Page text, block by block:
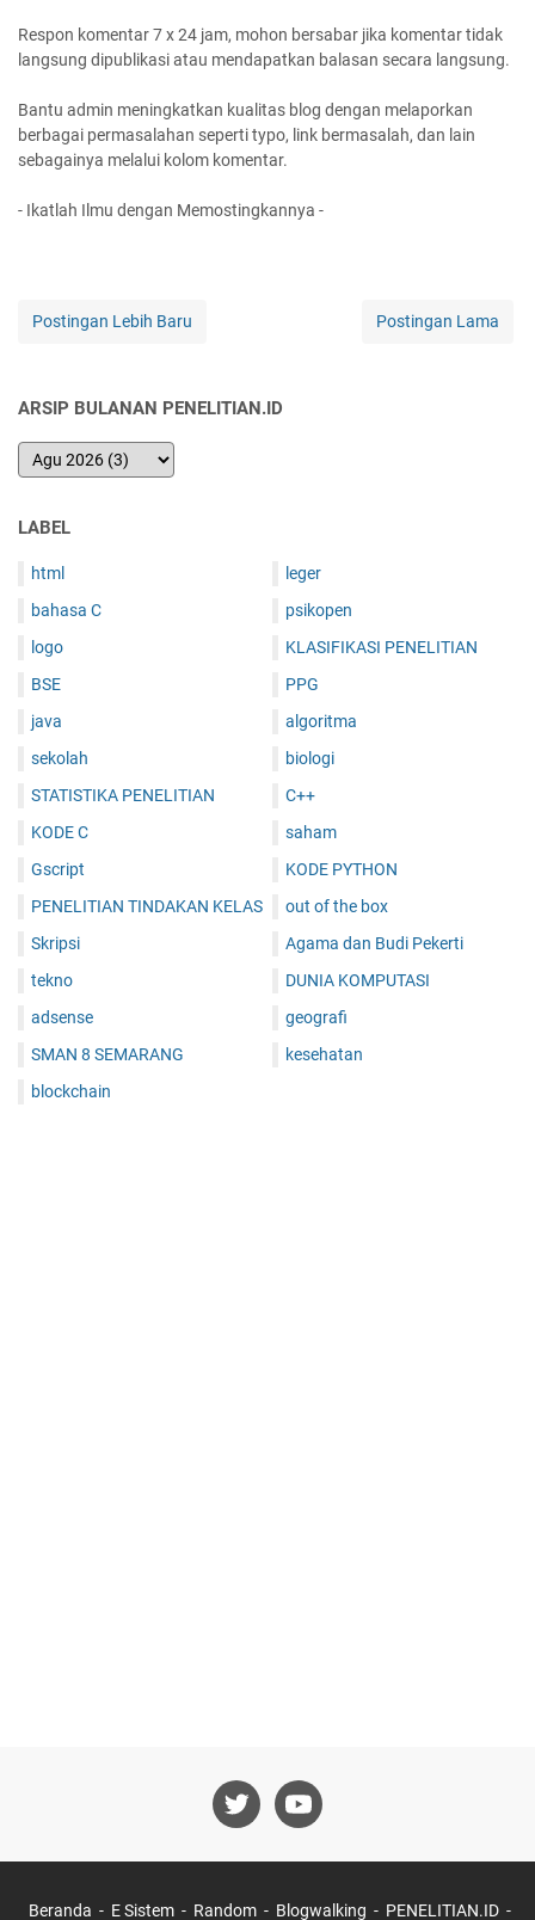
Respon komentar 7 x 24 jam, mohon bersabar jika komentar tidak
langsung dipublikasi atau mendapatkan balasan secara langsung.
Bantu admin meningkatkan kualitas blog dengan melaporkan
berbagai permasalahan seperti typo, link bermasalah, dan lain
sebagainya melalui kolom komentar.
- Ikatlah Ilmu dengan Memostingkannya -
Postingan Lebih Baru Postingan Lama
ARSIP BULANAN PENELITIAN.ID
LABEL
html
bahasa C
logo
BSE
java
sekolah
STATISTIKA PENELITIAN
KODE C
Gscript
PENELITIAN TINDAKAN KELAS
Skripsi
tekno
adsense
SMAN 8 SEMARANG
blockchain
leger
psikopen
KLASIFIKASI PENELITIAN
PPG
algoritma
biologi
C++
saham
KODE PYTHON
out of the box
Agama dan Budi Pekerti
DUNIA KOMPUTASI
geografi
kesehatan
Beranda E Sistem Random Blogwalking PENELITIAN.ID